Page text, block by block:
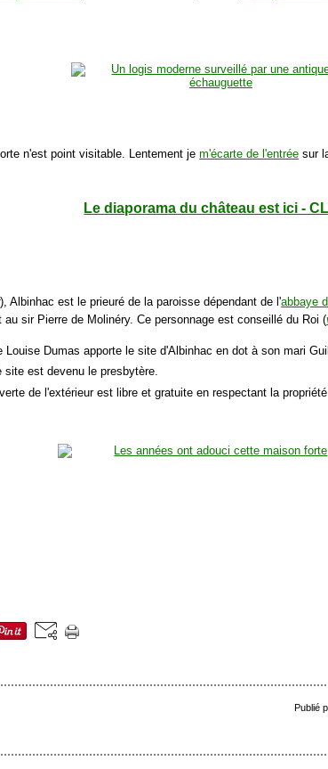
n'est point visitable. Lentement jem'écarte de l'entrée sur
Le diaporama du château est ici -
), Albinhac est le prieuré de la paroisse dépendant de l'abbaye
sir Pierre de Molinéry. Ce personnage est conseillé du Roi (
Louise Dumas apporte le site d'Albinhac en dot à son mari
site est devenu le presbytère.
de l'extérieur est libre et gratuite en respectant la
Publié